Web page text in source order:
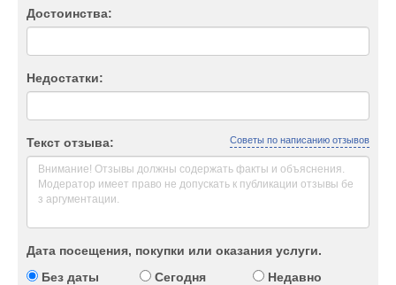
Достоинства:
Недостатки:
Текст отзыва: Советы по написанию отзывов
Дата посещения, покупки или оказания услуги.
Без даты
Сегодня
Недавно